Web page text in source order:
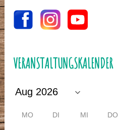
VERANSTALTUNGSKALENDER
MO DI MI DO